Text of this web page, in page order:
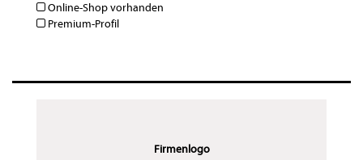
Online-Shop vorhanden
Premium-Profil
Firmenlogo